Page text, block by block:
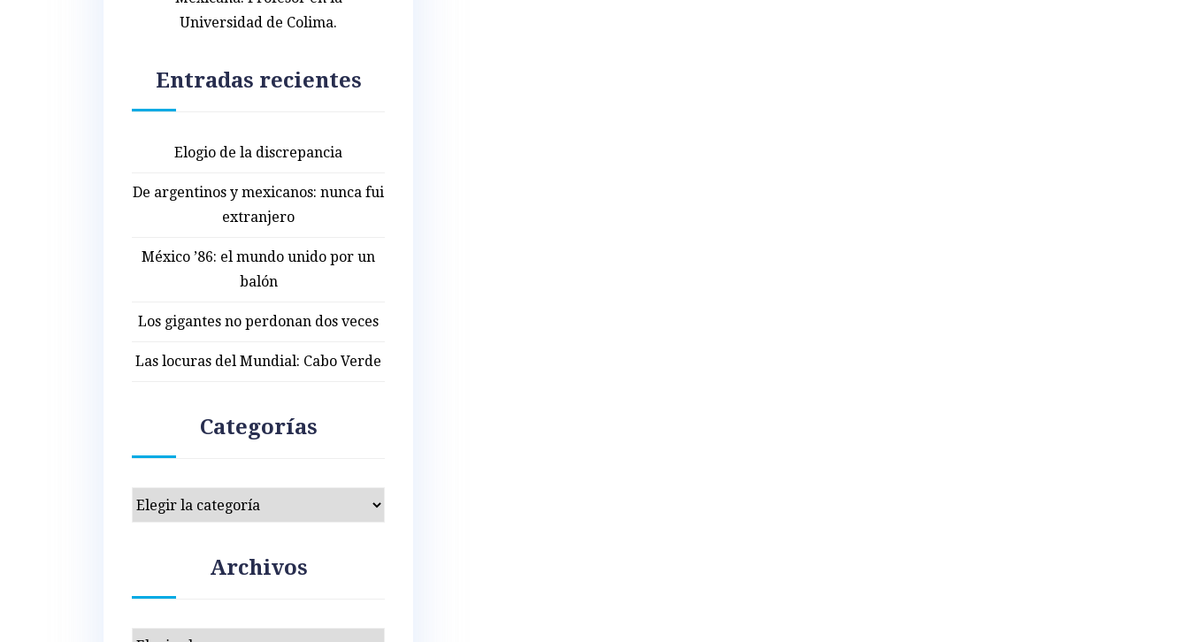
Universidad de Colima.
Entradas recientes
Elogio de la discrepancia
De argentinos y mexicanos: nunca fui
extranjero
México ’86: el mundo unido por un
balón
Los gigantes no perdonan dos veces
Las locuras del Mundial: Cabo Verde
Categorías
Categorías
Archivos